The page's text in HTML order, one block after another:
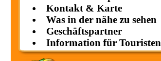
Kontakt & Karte
Was in der nähe zu sehen
Geschäftspartner
Information für Touristen